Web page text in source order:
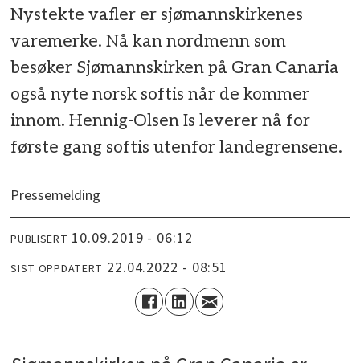
Nystekte vafler er sjømannskirkenes
varemerke. Nå kan nordmenn som
besøker Sjømannskirken på Gran Canaria
også nyte norsk softis når de kommer
innom. Hennig-Olsen Is leverer nå for
første gang softis utenfor landegrensene.
Pressemelding
PUBLISERT 10.09.2019 - 06:12
SIST OPPDATERT 22.04.2022 - 08:51